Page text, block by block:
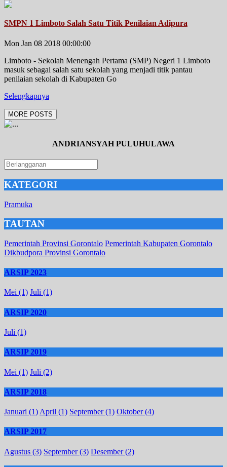
SMPN 1 Limboto Salah Satu Titik Penilaian Adipura
Mon Jan 08 2018 00:00:00
Limboto - Sekolah Menengah Pertama (SMP) Negeri 1 Limboto
masuk sebagai salah satu sekolah yang menjadi titik pantau
penilaian sekolah di Kabupaten Go
Selengkapnya
MORE POSTS
ANDRIANSYAH PULUHULAWA
KATEGORI
Pramuka
TAUTAN
Pemerintah Provinsi Gorontalo Pemerintah Kabupaten Gorontalo
Dikbudpora Provinsi Gorontalo
ARSIP 2023
Mei (1) Juli (1)
ARSIP 2020
Juli (1)
ARSIP 2019
Mei (1) Juli (2)
ARSIP 2018
Januari (1) April (1) September (1) Oktober (4)
ARSIP 2017
Agustus (3) September (3) Desember (2)